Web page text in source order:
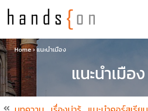
Home›แนะนำเมือง
แนะนำเมือง